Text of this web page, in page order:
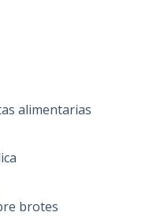
alimentarias
brotes